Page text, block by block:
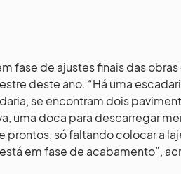
fase de ajustes finais das
deste ano. “Há uma
se encontram dois
uma doca para descarregar
só faltando colocar a
em fase de acabamento”,